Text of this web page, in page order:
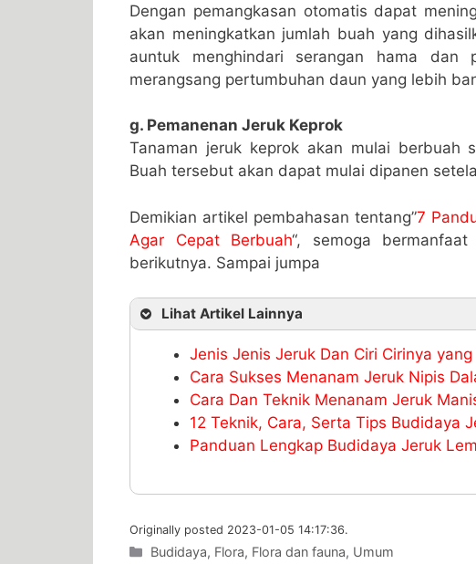
Dengan pemangkasan otomatis dapat
akan meningkatkan jumlah buah yang
auntuk menghindari serangan hama dan
merangsang pertumbuhan daun yang lebih
g. Pemanenan Jeruk Keprok
Tanaman jeruk keprok akan mulai berbuah
Buah tersebut akan dapat mulai dipanen
Demikian artikel pembahasan tentang”7
Agar Cepat Berbuah“, semoga
berikutnya. Sampai jumpa
Lihat Artikel Lainnya
Jenis Jenis Jeruk Dan Ciri Cirinya
Cara Sukses Menanam Jeruk Nipis
Cara Dan Teknik Menanam Jeruk
12 Teknik, Cara, Serta Tips Budidaya
Panduan Lengkap Budidaya Jeruk
Originally posted 2023-01-05 14:17:36.
Categories
Budidaya, Flora, Flora dan fauna, Umum